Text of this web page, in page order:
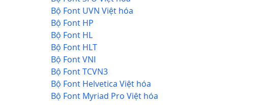
Bộ Font UVN Việt hóa
Bộ Font HP
Bộ Font HL
Bộ Font HLT
Bộ Font VNI
Bộ Font TCVN3
Bộ Font Helvetica Việt hóa
Bộ Font Myriad Pro Việt hóa